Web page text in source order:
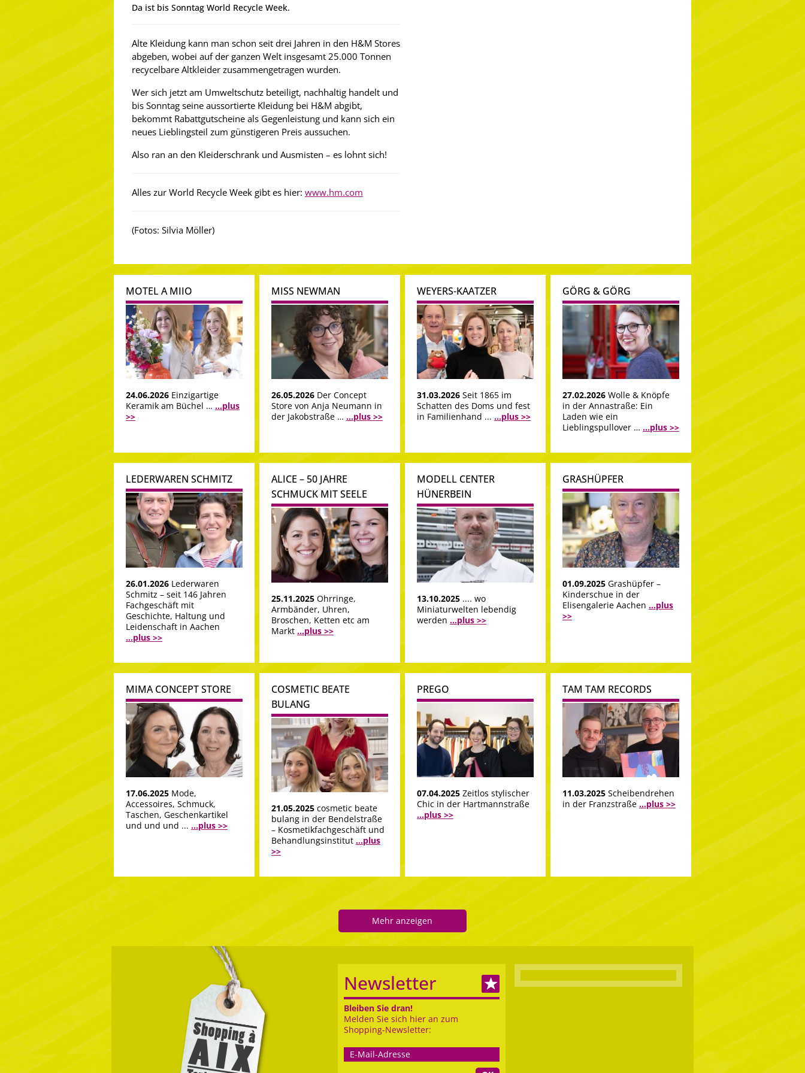
Da ist bis Sonntag World Recycle Week.
Alte Kleidung kann man schon seit drei Jahren in den H&M Stores
abgeben, wobei auf der ganzen Welt insgesamt 25.000 Tonnen
recycelbare Altkleider zusammengetragen wurden.
Wer sich jetzt am Umweltschutz beteiligt, nachhaltig handelt und
bis Sonntag seine aussortierte Kleidung bei H&M abgibt,
bekommt Rabattgutscheine als Gegenleistung und kann sich ein
neues Lieblingsteil zum günstigeren Preis aussuchen.
Also ran an den Kleiderschrank und Ausmisten – es lohnt sich!
Alles zur World Recycle Week gibt es hier: www.hm.com
(Fotos: Silvia Möller)
MOTEL A MIIO
24.06.2026 Einzigartige
Keramik am Büchel … ...plus
>>
MISS NEWMAN
26.05.2026 Der Concept
Store von Anja Neumann in
der Jakobstraße … ...plus >>
WEYERS-KAATZER
31.03.2026 Seit 1865 im
Schatten des Doms und fest
in Familienhand ... ...plus >>
GÖRG & GÖRG
27.02.2026 Wolle & Knöpfe
in der Annastraße: Ein
Laden wie ein
Lieblingspullover … ...plus >>
LEDERWAREN SCHMITZ
26.01.2026 Lederwaren
Schmitz – seit 146 Jahren
Fachgeschäft mit
Geschichte, Haltung und
Leidenschaft in Aachen
...plus >>
ALICE – 50 JAHRE
SCHMUCK MIT SEELE
25.11.2025 Ohrringe,
Armbänder, Uhren,
Broschen, Ketten etc am
Markt ...plus >>
MODELL CENTER
HÜNERBEIN
13.10.2025 .... wo
Miniaturwelten lebendig
werden ...plus >>
GRASHÜPFER
01.09.2025 Grashüpfer –
Kinderschue in der
Elisengalerie Aachen ...plus
>>
MIMA CONCEPT STORE
17.06.2025 Mode,
Accessoires, Schmuck,
Taschen, Geschenkartikel
und und und ... ...plus >>
COSMETIC BEATE
BULANG
21.05.2025 cosmetic beate
bulang in der Bendelstraße
– Kosmetikfachgeschäft und
Behandlungsinstitut ...plus
>>
PREGO
07.04.2025 Zeitlos stylischer
Chic in der Hartmannstraße
...plus >>
TAM TAM RECORDS
11.03.2025 Scheibendrehen
in der Franzstraße ...plus >>
Mehr anzeigen
Newsletter
Bleiben Sie dran!
Melden Sie sich hier an zum
Shopping-Newsletter: